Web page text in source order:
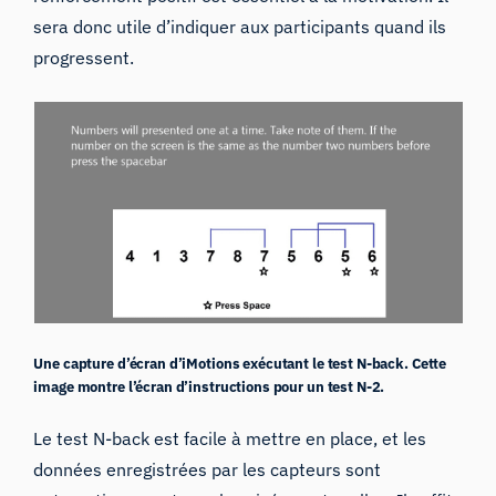
sera donc utile d’indiquer aux participants quand ils
progressent.
Une capture d’écran d’iMotions exécutant le test N-back. Cette
image montre l’écran d’instructions pour un test N-2.
Le test N-back est facile à mettre en place, et les
données enregistrées par les capteurs sont